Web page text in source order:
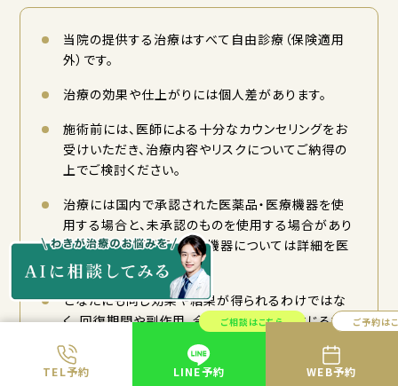
TEL予約
ご相談はこちら
LINE予約
ご予約は
WEB予約
当院の提供する治療はすべて自由診療（保険適用
外）です。
治療の効果や仕上がりには個人差があります。
施術前には、医師による十分なカウンセリングをお
受けいただき、治療内容やリスクについてご納得の
上でご検討ください。
治療には国内で承認された医薬品・医療機器を使
用する場合と、未承認のものを使用する場合があり
ます。未承認医薬品・医療機器については詳細を医
師がご説明いたします。
どなたにも同じ効果や結果が得られるわけではな
く、回復期間や副作用、合併症のリスクが生じる場
合があります。詳しくはカウンセリング時にご相談く
ださい。